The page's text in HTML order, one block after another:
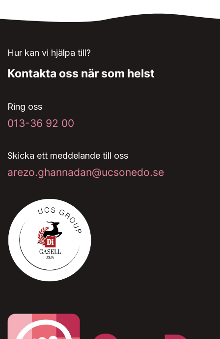
Hur kan vi hjälpa till?
Kontakta oss när som helst
Ring oss
013-36 92 00
Skicka ett meddelande till oss
arezo.ghannadan@ucsonedo.se